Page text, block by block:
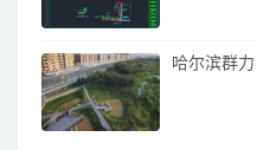
哈尔滨群